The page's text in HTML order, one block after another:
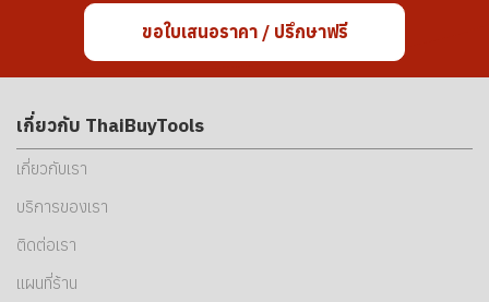
ขอใบเสนอราคา / ปรึกษาฟรี
เกี่ยวกับ ThaiBuyTools
เกี่ยวกับเรา
บริการของเรา
ติดต่อเรา
แผนที่ร้าน